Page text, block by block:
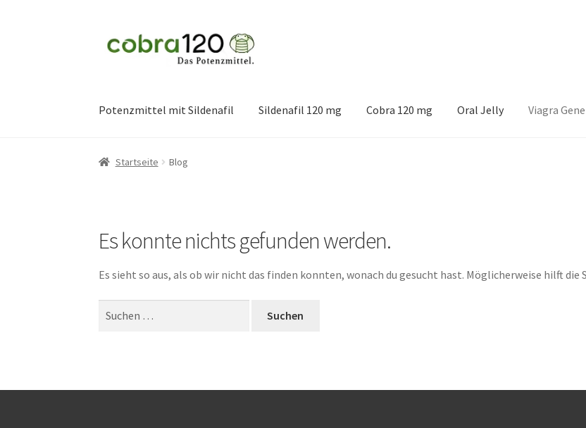
Zur
Navigation
Zum
Inhalt
Potenzmittel mit Sildenafil Sildenafil 120 mg Cobra 120 mg Oral Jelly Viagra
Startseite Blog
Es konnte nichts gefunden werden.
Es sieht so aus, als ob wir nicht das finden konnten, wonach du gesucht hast. Möglicherweise hilft die